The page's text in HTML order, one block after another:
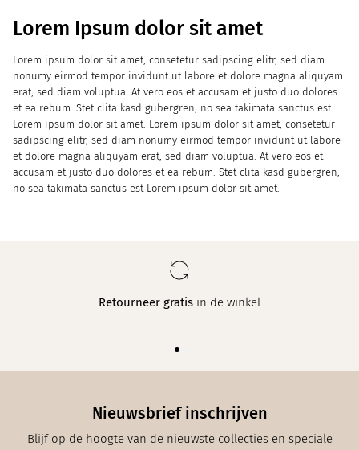
Lorem Ipsum dolor sit amet
Lorem ipsum dolor sit amet, consetetur sadipscing elitr, sed diam
nonumy eirmod tempor invidunt ut labore et dolore magna aliquyam
erat, sed diam voluptua. At vero eos et accusam et justo duo dolores
et ea rebum. Stet clita kasd gubergren, no sea takimata sanctus est
Lorem ipsum dolor sit amet. Lorem ipsum dolor sit amet, consetetur
sadipscing elitr, sed diam nonumy eirmod tempor invidunt ut labore
et dolore magna aliquyam erat, sed diam voluptua. At vero eos et
accusam et justo duo dolores et ea rebum. Stet clita kasd gubergren,
no sea takimata sanctus est Lorem ipsum dolor sit amet.
Retourneer gratis in de winkel
Nieuwsbrief inschrijven
Blijf op de hoogte van de nieuwste collecties en speciale